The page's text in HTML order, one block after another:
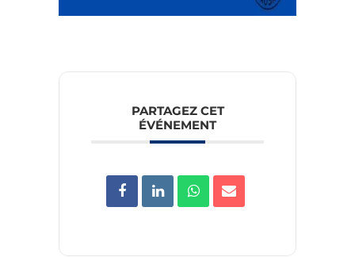
PARTAGEZ CET
ÉVÉNEMENT